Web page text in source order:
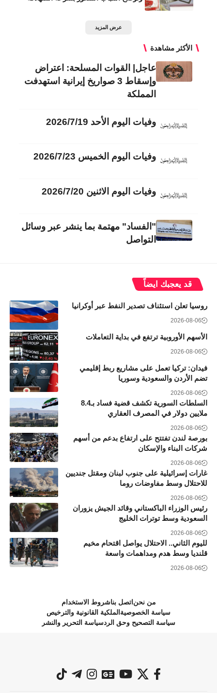
عرض المزيد
الأكثر مشاهدة
عاجل| القوات المسلحة: اعتراض
وإسقاط 3 صواريخ إيرانية استهدفت
المملكة
وفيات اليوم الأحد 2026/7/19
وفيات اليوم الخميس 2026/7/23
وفيات اليوم الاثنين 2026/7/20
"الفساد" مهتمة بما ينشر عبر وسائل
التواصل
قد يعجبك ايضاً
روسيا تعلن استئناف تصدير النفط عبر أوكرانيا
2026-08-06
الأسهم الأوروبية ترتفع في بداية التعاملات
2026-08-06
فيدان: تركيا تعمل على مشاريع ربط إقليمي
تضم الأردن والسعودية وسوريا
2026-08-06
السلطات السورية تكشف قضية فساد بـ8.4
ملايين دولار في المصرف العقاري
2026-08-06
بورصة لندن تفتتح على ارتفاع بدعم من أسهم
شركات البناء والإسكان
2026-08-06
غارات إسرائيلية على جنوب لبنان ومقتل جنديين
للاحتلال وسط مفاوضات روما
2026-08-06
رئيس الوزراء الباكستاني وقائد الجيش يزوران
السعودية وسط توترات الخليج
2026-08-06
لليوم الثاني.. الاحتلال يواصل اقتحام مخيم
قلنديا وسط هدم ومداهمات واسعة
2026-08-06
من نحن اتصل بناشروط الاستخدام
سياسة الخصوصية الملكية القانونية والترخيص
سياسة التصحيح وحق الردسياسة التحرير والنشر